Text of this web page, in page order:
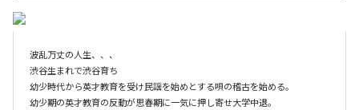
波乱万丈の人生、、、
渋谷生まれで渋谷育ち
幼少時代から英才教育を受け民謡を始めとする唄の稽古を始める。
幼少期の英才教育の反動が思春期に一気に押し寄せ大学中退。